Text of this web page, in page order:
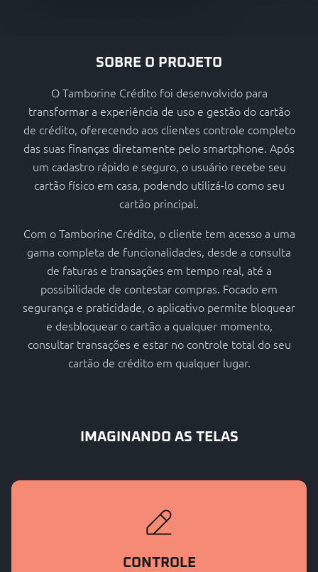
SOBRE O PROJETO
O Tamborine Crédito foi desenvolvido para
transformar a experiência de uso e gestão do cartão
de crédito, oferecendo aos clientes controle completo
das suas finanças diretamente pelo smartphone. Após
um cadastro rápido e seguro, o usuário recebe seu
cartão físico em casa, podendo utilizá-lo como seu
cartão principal.
Com o Tamborine Crédito, o cliente tem acesso a uma
gama completa de funcionalidades, desde a consulta
de faturas e transações em tempo real, até a
possibilidade de contestar compras. Focado em
segurança e praticidade, o aplicativo permite bloquear
e desbloquear o cartão a qualquer momento,
consultar transações e estar no controle total do seu
cartão de crédito em qualquer lugar.
IMAGINANDO AS TELAS
CONTROLE